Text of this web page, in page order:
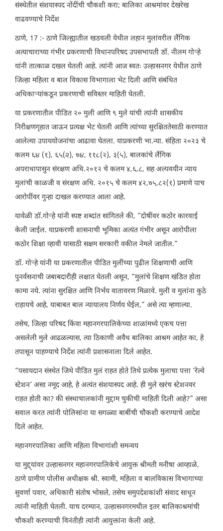
संस्थेतील संशयास्पद नोंदींची चौकशी करा; बालिका आश्रमांवर देखरेख
वाढवण्याचे निर्देश
ठाणे, 17 :- ठाणे जिल्ह्यातील खडवली येथील लहान मुलांवरील लैंगिक
अत्याचाराच्या गंभीर प्रकरणाची विधानपरिषद उपसभापती डॉ. नीलम गोऱ्हे
यांनी तात्काळ दखल घेतली आहे. त्यांनी आज स्वतः उल्हासनगर येथील ठाणे
जिल्हा महिला व बाल विकास विभागाला भेट दिली आणि संबंधित
अधिकाऱ्यांकडून प्रकरणाची सविस्तर माहिती घेतली.
या प्रकरणातील पीडित २० मुली आणि ९ मुले यांची त्यांनी शासकीय
निरीक्षणगृहात जाऊन प्रत्यक्ष भेट घेतली आणि त्यांच्या सुरक्षिततेसाठी करण्यात
आलेल्या उपाययोजनांचा आढावा घेतला. याप्रकरणी भा.न्या. संहिता २०२३ चे
कलम ६૪ (१), ६५(૨), ७૪, ११૮(२), ३(५), बालकांचे लैंगिक
अपराधापासुन संरक्षण अधि.२०१२ चे कलम ४,६,८, सह अल्पवयीन न्याय
मुलांची काळजी व संरक्षण अधि. २०१५ चे कलम ४२,७५,८२(१) प्रमाणे पाच
आरोपींवर गुन्हा दाखल करण्यात आला आहे.
यावेळी डॉ.गोऱ्हे यांनी स्पष्ट शब्दांत सांगितले की, “दोषींवर कठोर कारवाई
केली जाईल. याप्रकरणी शासनाची भूमिका अत्यंत गंभीर असून आरोपीला
कठोर शिक्षा व्हावी यासाठी सक्षम सरकारी वकील नेमले जातील.”
डॉ. गोऱ्हे यांनी या प्रकरणातील पीडित मुलींच्या पुढील शिक्षणाची आणि
पुनर्वसनाची जबाबदारीही लक्षात घेतली असून, “मुलांचे शिक्षण खंडित होता
कामा नये. त्यांना सुरक्षित आणि निर्भय वातावरण मिळावे. मुली व मुलांना कुठे
राहायचे आहे, याबाबत बाल न्यायालय निर्णय घेईल,” असे त्या म्हणाल्या.
तसेच, जिल्हा परिषद किंवा महानगरपालिकेच्या शाळांमध्ये एकच पत्ता
असलेली मुले आढळल्यास, त्या ठिकाणी अवैध बालिका आश्रम आहेत का, हे
तपासून पाहण्याचे निर्देश त्यांनी प्रशासनाला दिले आहेत.
“पसायदान संस्थेत जिथे पीडित मुलं राहत होते तिथे प्रत्येक मुलाचा पत्ता ‘रेल्वे
स्टेशन’ असा नमूद आहे, हे अत्यंत संशयास्पद आहे. ही मुले खरंच स्टेशनवर
राहत होती का? की संस्थाचालकांनी मुद्दाम चुकीची माहिती दिली आहे?” असा
सवाल करत त्यांनी पोलिसांना या सगळ्या बाबींची चौकशी करण्याचे आदेश
दिले आहेत.
महानगरपालिका आणि महिला विभागांशी समन्वय
या मुद्द्यांवर उल्हासनगर महानगरपालिकेचे आयुक्त श्रीमती मनीषा आव्हाळे,
ठाणे ग्रामीण पोलीस अधीक्षक श्री. स्वामी, महिला व बालविकास विभागाच्या
सुवर्णा पवार, अधिकारी संतोष भोसले, तसेच समुपदेशकांशी संवाद साधून
त्यांनी माहिती घेतली. याच दरम्यान, उल्हासनगरमधील इतर बालिकाश्रमांची
चौकशी करण्याची विनंतीही त्यांनी आयुक्तांना केली आहे.